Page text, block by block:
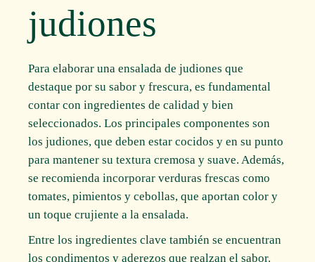
judiones
Para elaborar una ensalada de judiones que
destaque por su sabor y frescura, es fundamental
contar con ingredientes de calidad y bien
seleccionados. Los principales componentes son
los judiones, que deben estar cocidos y en su punto
para mantener su textura cremosa y suave. Además,
se recomienda incorporar verduras frescas como
tomates, pimientos y cebollas, que aportan color y
un toque crujiente a la ensalada.
Entre los ingredientes clave también se encuentran
los condimentos y aderezos que realzan el sabor.